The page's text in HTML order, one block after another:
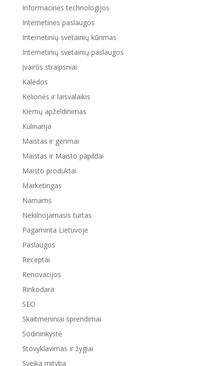
Informacinės technologijos
Internetinės paslaugos
Internetinių svetainių kūrimas
Internetinių svetainių paslaugos
Įvairūs straipsniai
Kalėdos
Kelionės ir laisvalaikis
Kiemų apželdinimas
Kulinarija
Maistas ir gėrimai
Maistas ir Maisto papildai
Maisto produktai
Marketingas
Namams
Nekilnojamasis turtas
Pagaminta Lietuvoje
Paslaugos
Receptai
Renovacijos
Rinkodara
SEO
Skaitmeniniai sprendimai
Sodininkystė
Stovyklavimas ir žygiai
Sveika mityba